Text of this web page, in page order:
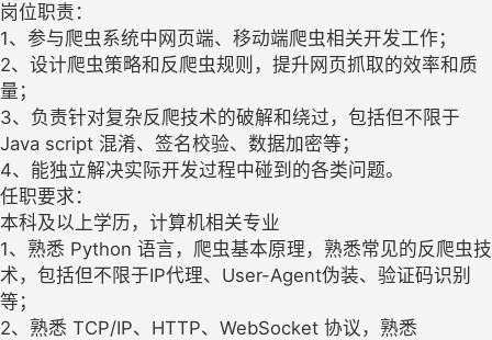
岗位职责：
1、参与爬虫系统中网页端、移动端爬虫相关开发工作；
2、设计爬虫策略和反爬虫规则，提升网页抓取的效率和质
量；
3、负责针对复杂反爬技术的破解和绕过，包括但不限于
Java script 混淆、签名校验、数据加密等；
4、能独立解决实际开发过程中碰到的各类问题。
任职要求：
本科及以上学历，计算机相关专业
1、熟悉 Python 语言，爬虫基本原理，熟悉常见的反爬虫技
术，包括但不限于IP代理、User-Agent伪装、验证码识别
等；
2、熟悉 TCP/IP、HTTP、WebSocket 协议，熟悉